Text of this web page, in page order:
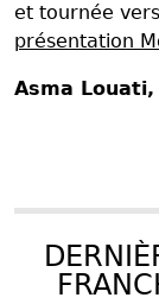
et tournée
présentation
Asma Louati,